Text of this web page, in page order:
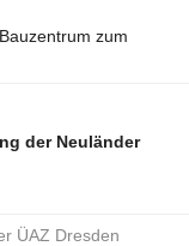
zum
der Neuländer
ÜAZ Dresden